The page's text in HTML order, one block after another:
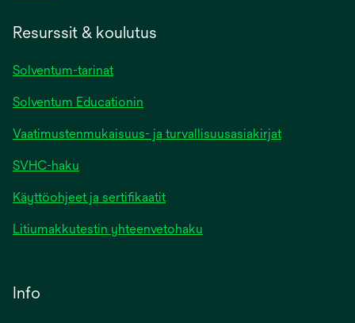
Resurssit & koulutus
Solventum-tarinat
Solventum Educationin
Vaatimustenmukaisuus- ja turvallisuusasiakirjat
SVHC-haku
Käyttöohjeet ja sertifikaatit
Litiumakkutestin yhteenvetohaku
Info